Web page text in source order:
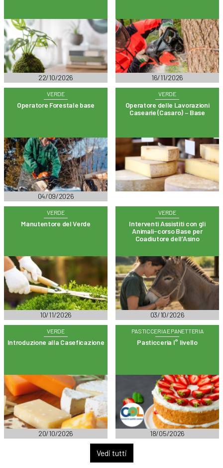
22/10/2026 16/11/2026
VERDE
Operatore Forestale base
04/09/2026
VERDE
Operatore delle Lavorazioni
Casearie (Casaro) – Base
VERDE
Manutentore del Verde
10/11/2026
VERDE
Interventi Assistiti con gli
Animali-corso Base per
Coadiutore dell’Asino
03/10/2026
VERDE
Introduzione alla Caseficazione
20/10/2026
PASTICCERIA E PANETTERIA
Pasticceria I° livello
18/05/2026
Vedi tutti